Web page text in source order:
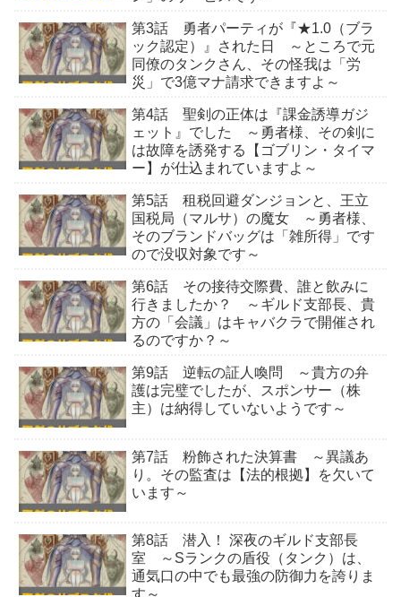
第3話 勇者パーティが『★1.0（ブラ
ック認定）』された日 ～ところで元
同僚のタンクさん、その怪我は「労
災」で3億マナ請求できますよ～
第4話 聖剣の正体は『課金誘導ガジ
ェット』でした ～勇者様、その剣に
は故障を誘発する【ゴブリン・タイマ
ー】が仕込まれていますよ～
第5話 租税回避ダンジョンと、王立
国税局（マルサ）の魔女 ～勇者様、
そのブランドバッグは「雑所得」です
ので没収対象です～
第6話 その接待交際費、誰と飲みに
行きましたか？ ～ギルド支部長、貴
方の「会議」はキャバクラで開催され
るのですか？～
第9話 逆転の証人喚問 ～貴方の弁
護は完璧でしたが、スポンサー（株
主）は納得していないようです～
第7話 粉飾された決算書 ～異議あ
り。その監査は【法的根拠】を欠いて
います～
第8話 潜入！ 深夜のギルド支部長
室 ～Sランクの盾役（タンク）は、
通気口の中でも最強の防御力を誇りま